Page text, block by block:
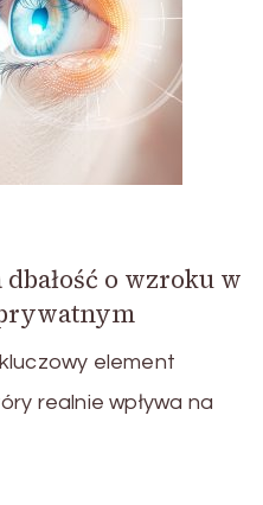
o wzroku w
element
realnie wpływa na